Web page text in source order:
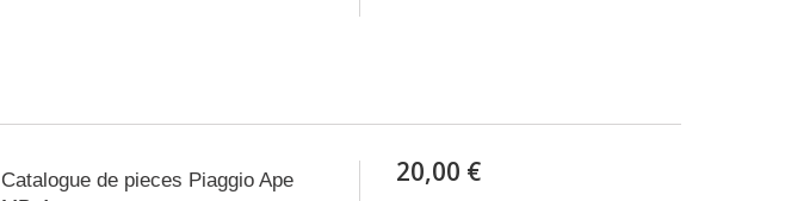
Catalogue de pieces Piaggio Ape
20,00 €